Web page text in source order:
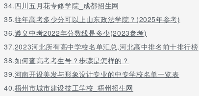
34.四川五月花专修学院_成都招生网
35.往年高考多少分可以上山东政法学院？(2025年参考)
36.遵义中考2022年分数线是多少(2023参考)
37.2023河北所有高中学校名单汇总,河北高中排名前十排行榜
38.如何查高考考生号？步骤是怎样的？
39.河南开设美发与形象设计专业的中专学校名单一览表
40.梧州市城市建设技工学校_梧州招生网